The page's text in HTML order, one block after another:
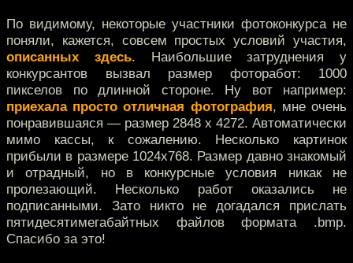
По видимому, некоторые участники фотоконкурса не
поняли, кажется, совсем простых условий участия,
описанных здесь. Наибольшие затруднения у
конкурсантов вызвал размер фоторабот: 1000
пикселов по длинной стороне. Ну вот например:
приехала просто отличная фотография, мне очень
понравившаяся — размер 2848 x 4272. Автоматически
мимо кассы, к сожалению. Несколько картинок
прибыли в размере 1024х768. Размер давно знакомый
и отрадный, но в конкурсные условия никак не
пролезающий. Несколько работ оказались не
подписанными. Зато никто не догадался прислать
пятидесятимегабайтных файлов формата .bmp.
Спасибо за это!